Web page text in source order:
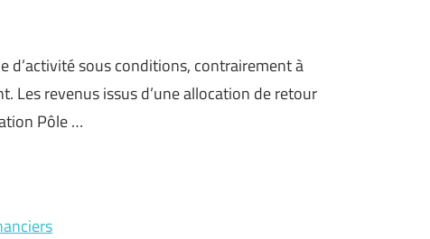
d’activité sous conditions, contrairement à
Les revenus issus d’une allocation de retour
Pôle …